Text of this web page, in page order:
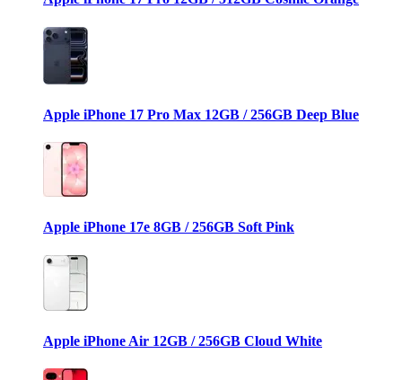
Apple iPhone 17 Pro Max 12GB / 256GB Deep Blue
Apple iPhone 17e 8GB / 256GB Soft Pink
Apple iPhone Air 12GB / 256GB Cloud White